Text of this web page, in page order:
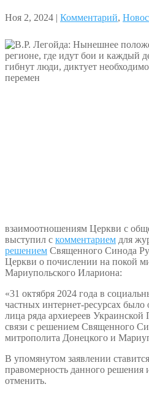
Ноя 2, 2024 | Комментарий,
взаимоотношениям Церкви с
выступил с комментарием для
решением Священного Синода
Церкви о почислении на покой
Мариупольского Илариона:
«31 октября 2024 года в
частных интернет-ресурсах было
лица ряда архиереев
связи с решением Священного
митрополита Донецкого и
В упомянутом заявлении
правомерность данного решения
отменить.